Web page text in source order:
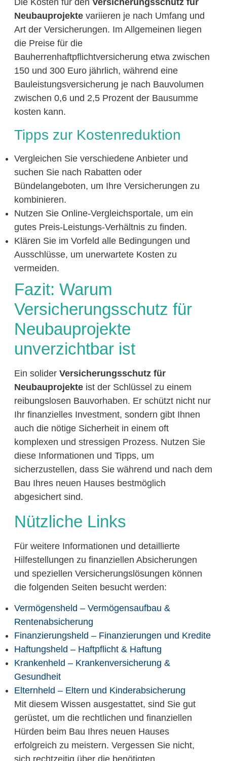
Neubauprojektevariieren je nach Umfang und
Art der Versicherungen. Im Allgemeinen liegen
die Preise für die
Bauherrenhaftpflichtversicherung etwa zwischen
150 und 300 Euro jährlich, während eine
Bauleistungsversicherung je nach Bauvolumen
zwischen 0,6 und 2,5 Prozent der Bausumme
kosten kann.
Tipps zur Kostenreduktion
Vergleichen Sie verschiedene Anbieter und
suchen Sie nach Rabatten oder
Bündelangeboten, um Ihre Versicherungen zu
kombinieren.
Nutzen Sie Online-Vergleichsportale, um ein
gutes Preis-Leistungs-Verhältnis zu finden.
Klären Sie im Vorfeld alle Bedingungen und
Ausschlüsse, um unerwartete Kosten zu
vermeiden.
Fazit: Warum
Versicherungsschutz für
Neubauprojekte
unverzichtbar ist
Ein solider Versicherungsschutz für
Neubauprojekteist der Schlüssel zu einem
reibungslosen Bauvorhaben. Er schützt nicht nur
Ihr finanzielles Investment, sondern gibt Ihnen
auch die nötige Sicherheit in einem oft
komplexen und stressigen Prozess. Nutzen Sie
diese Informationen und Tipps, um
sicherzustellen, dass Sie während und nach dem
Bau Ihres neuen Hauses bestmöglich
abgesichert sind.
Nützliche Links
Für weitere Informationen und detaillierte
Hilfestellungen zu finanziellen Absicherungen
und speziellen Versicherungslösungen können
die folgenden Seiten besucht werden:
Vermögensheld – Vermögensaufbau &
Rentenabsicherung
Finanzierungsheld – Finanzierungen und Kredite
Haftungsheld – Haftpflicht & Haftung
Krankenheld – Krankenversicherung &
Gesundheit
Elternheld – Eltern und Kinderabsicherung
Mit diesem Wissen ausgestattet, sind Sie gut
gerüstet, um die rechtlichen und finanziellen
Hürden beim Bau Ihres neuen Hauses
erfolgreich zu meistern. Vergessen Sie nicht,